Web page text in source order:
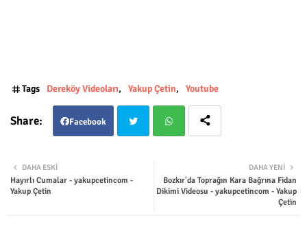
Tags Dereköy Videoları Yakup Çetin Youtube
Facebook
ter tsap
DAHA YENI
Bozkır'da Toprağın Kara Bağrına Fidan
Dikimi Videosu - yakupcetincom - Yakup
Çetin
DAHA ESKI
Hayırlı Cumalar - yakupcetincom -
Yakup Çetin